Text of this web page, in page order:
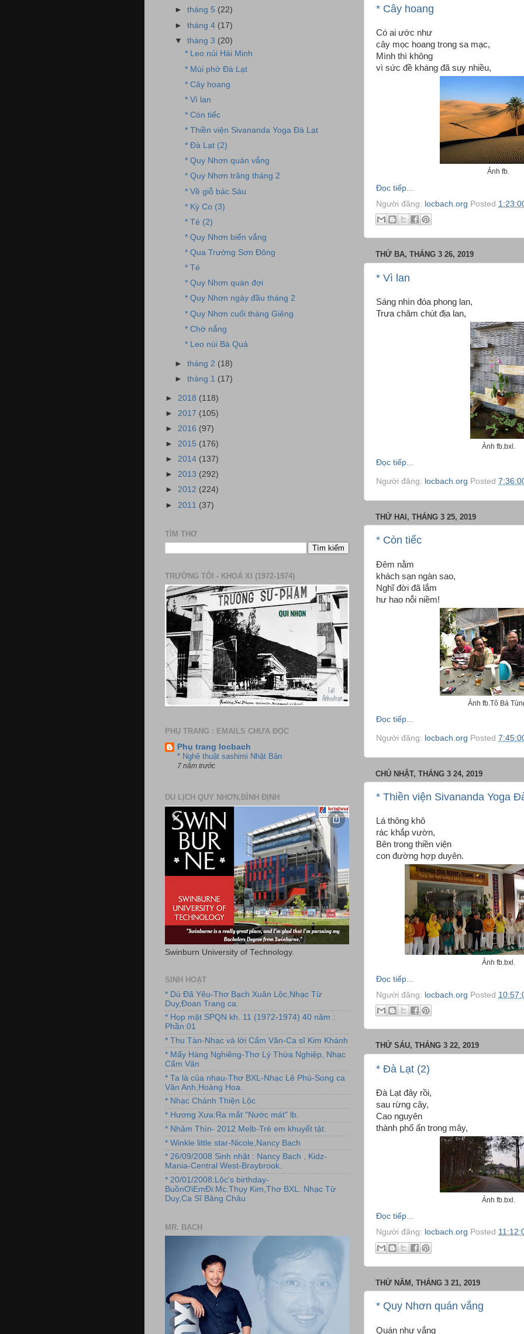
* Cây hoang
Có ai ước như
cây mọc hoang trong sa mạc,
Mình thì không
vì sức đề kháng đã suy nhiều,
Ảnh fb.
Đọc tiếp...
Người đăng: locbach.org Posted
THỨ BA, THÁNG 3 26, 2019
* Vì lan
Sáng nhìn đóa phong lan,
Trưa chăm chút địa lan,
Ảnh fb.bxl.
Đọc tiếp...
Người đăng: locbach.org Posted
THỨ HAI, THÁNG 3 25, 2019
* Còn tiếc
Đêm nằm
khách sạn ngàn sao,
Nghĩ đời đã lắm
hư hao nỗi niềm!
Ảnh fb.Tô Bá
Đọc tiếp...
Người đăng: locbach.org Posted
CHỦ NHẬT, THÁNG 3 24, 2019
* Thiền viện Sivananda Yoga
Lá thông khô
rác khắp vườn,
Bên trong thiền viện
con đường hợp duyên.
Ảnh fb.bxl.
Đọc tiếp...
Người đăng: locbach.org Posted
THỨ SÁU, THÁNG 3 22, 2019
* Đà Lạt (2)
Đà Lạt đây rồi,
sau rừng cây,
Cao nguyên
thành phố ẩn trong mây,
Ảnh fb.bxl.
Đọc tiếp...
Người đăng: locbach.org Posted
THỨ NĂM, THÁNG 3 21, 2019
* Quy Nhơn quán vắng
Quán như vắng
►tháng 5 (22)
►tháng 4 (17)
▼tháng 3 (20)
* Leo núi Hải Minh
* Mùi phở Đà Lạt
* Cây hoang
* Vì lan
* Còn tiếc
* Thiền viện Sivananda Yoga Đà Lạt
* Đà Lạt (2)
* Quy Nhơn quán vắng
* Quy Nhơn trăng tháng 2
* Về giỗ bác Sáu
* Kỳ Co (3)
* Té (2)
* Quy Nhơn biển vắng
* Qua Trường Sơn Đông
* Té
* Quy Nhơn quán đợi
* Quy Nhơn ngày đầu tháng 2
* Quy Nhơn cuối tháng Giêng
* Chờ nắng
* Leo núi Bà Quả
►tháng 2 (18)
►tháng 1 (17)
► 2018 (118)
► 2017 (105)
► 2016 (97)
► 2015 (176)
► 2014 (137)
► 2013 (292)
► 2012 (224)
► 2011 (37)
TÌM THƠ
TRƯỜNG TÔI - KHOÁ XI (1972-1974)
PHỤ TRANG : EMAILS CHƯA ĐỌC
Phụ trang locbach
* Nghệ thuật sashimi Nhật Bản
7 năm trước
DU LỊCH QUY NHƠN,BÌNH ĐỊNH
Swinburn University of Technology.
SINH HOẠT
* Dù Đã Yêu-Thơ Bạch Xuân Lộc,Nhạc Từ
Duy,Đoan Trang ca.
* Họp mặt SPQN kh. 11 (1972-1974) 40 năm :
Phần 01
* Thu Tàn-Nhạc và lời Cẩm Văn-Ca sĩ Kim Khánh
* Mấy Hàng Nghiêng-Thơ Lý Thừa Nghiệp, Nhạc
Cẩm Văn
* Ta là của nhau-Thơ BXL-Nhạc Lê Phú-Song ca
Vân Anh,Hoàng Hoa.
* Nhạc Chánh Thiện Lộc
* Hương Xưa:Ra mắt "Nước mát" lb.
* Nhâm Thìn- 2012 Melb-Trẻ em khuyết tật.
* Winkle little star-Nicole,Nancy Bach
* 26/09/2008 Sinh nhật : Nancy Bach , Kidz-
Mania-Central West-Braybrook.
* 20/01/2008:Lộc's birthday-
BuồnƠiEmĐi:Mc.Thụy Kim,Thơ BXL. Nhạc Từ
Duy,Ca Sĩ Băng Châu
MR. BẠCH